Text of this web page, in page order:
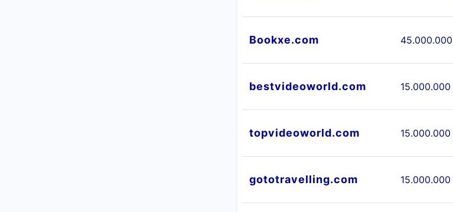
Bookxe.com 45.000.000
bestvideoworld.com 15.000.000
topvideoworld.com 15.000.000
gototravelling.com 15.000.000